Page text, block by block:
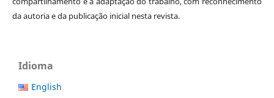
da autoria e da publicação inicial nesta revista.
Idioma
English